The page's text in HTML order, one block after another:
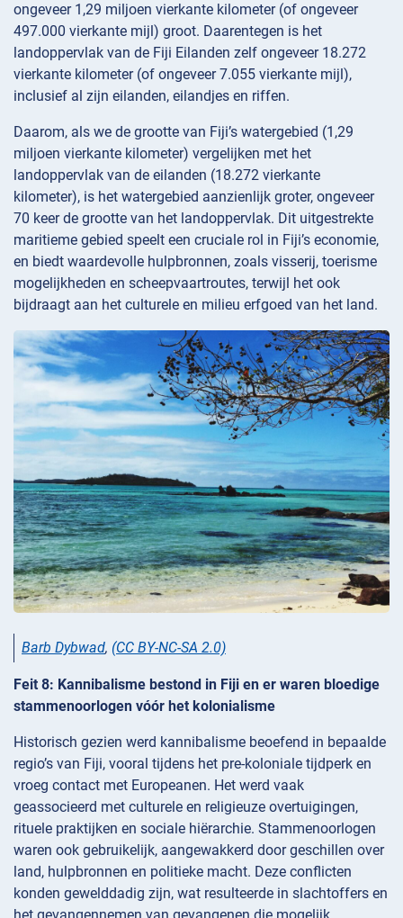
ongeveer 1,29 miljoen vierkante kilometer (of ongeveer
497.000 vierkante mijl) groot. Daarentegen is het
landoppervlak van de Fiji Eilanden zelf ongeveer 18.272
vierkante kilometer (of ongeveer 7.055 vierkante mijl),
inclusief al zijn eilanden, eilandjes en riffen.
Daarom, als we de grootte van Fiji’s watergebied (1,29
miljoen vierkante kilometer) vergelijken met het
landoppervlak van de eilanden (18.272 vierkante
kilometer), is het watergebied aanzienlijk groter, ongeveer
70 keer de grootte van het landoppervlak. Dit uitgestrekte
maritieme gebied speelt een cruciale rol in Fiji’s economie,
en biedt waardevolle hulpbronnen, zoals visserij, toerisme
mogelijkheden en scheepvaartroutes, terwijl het ook
bijdraagt aan het culturele en milieu erfgoed van het land.
Barb Dybwad, (CC BY-NC-SA 2.0)
Feit 8: Kannibalisme bestond in Fiji en er waren bloedige
stammenoorlogen vóór het kolonialisme
Historisch gezien werd kannibalisme beoefend in bepaalde
regio’s van Fiji, vooral tijdens het pre-koloniale tijdperk en
vroeg contact met Europeanen. Het werd vaak
geassocieerd met culturele en religieuze overtuigingen,
rituele praktijken en sociale hiërarchie. Stammenoorlogen
waren ook gebruikelijk, aangewakkerd door geschillen over
land, hulpbronnen en politieke macht. Deze conflicten
konden gewelddadig zijn, wat resulteerde in slachtoffers en